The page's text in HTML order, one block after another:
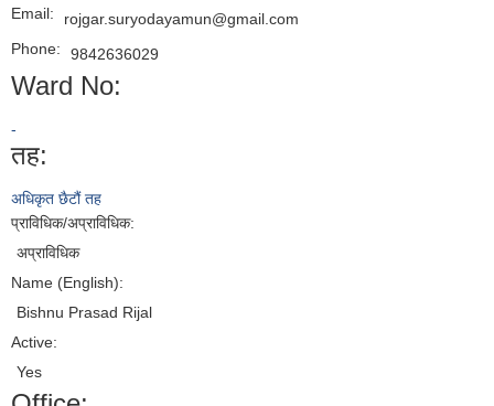
Email:
rojgar.suryodayamun@gmail.com
Phone:
9842636029
Ward No:
-
तह:
अधिकृत छैटौं तह
प्राविधिक/अप्राविधिक:
अप्राविधिक
Name (English):
Bishnu Prasad Rijal
Active:
Yes